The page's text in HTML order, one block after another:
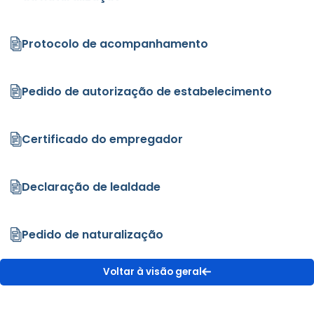
Protocolo de acompanhamento
Pedido de autorização de estabelecimento
Certificado do empregador
Declaração de lealdade
Pedido de naturalização
Voltar à visão geral